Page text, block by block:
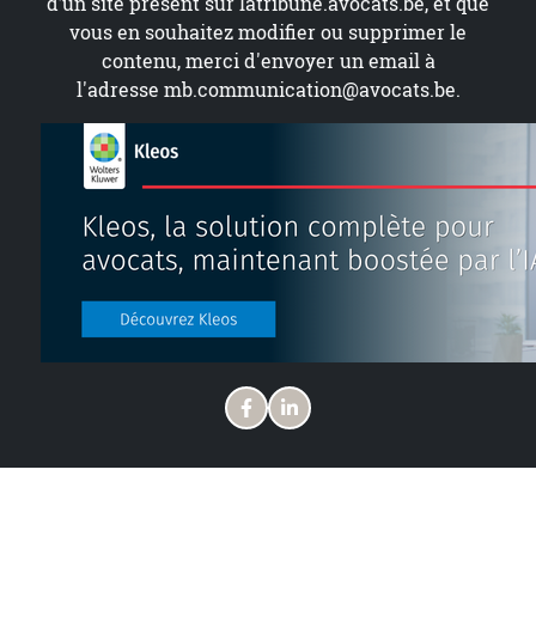
vous en souhaitez modifier ou supprimer le
contenu, merci d'envoyer un email à
l'adresse mb.communication@avocats.be.